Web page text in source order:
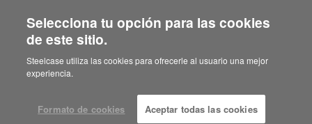
Documentos
Selecciona tu opción para las cookies
de este sitio.
Steelcase utiliza las cookies para ofrecerle al usuario una mejor
experiencia.
Formato de cookies Aceptar todas las cookies